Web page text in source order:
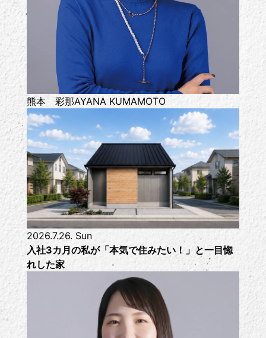
熊本 彩那AYANA KUMAMOTO
2026.7.26. Sun
入社3カ月の私が「本気で住みたい！」と一目惚
れした家